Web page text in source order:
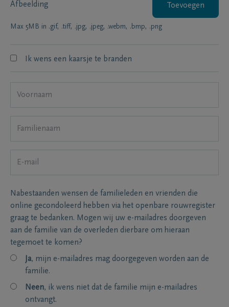
Afbeelding Toevoegen
Max 5MB in .gif, .tiff, .jpg, .jpeg, .webm, .bmp, .png
Ik wens een kaarsje te branden
Nabestaanden wensen de familieleden en vrienden die
online gecondoleerd hebben via het openbare rouwregister
graag te bedanken. Mogen wij uw e-mailadres doorgeven
aan de familie van de overleden dierbare om hieraan
tegemoet te komen?
Ja, mijn e-mailadres mag doorgegeven worden aan de
familie.
Neen, ik wens niet dat de familie mijn e-mailadres
ontvangt.